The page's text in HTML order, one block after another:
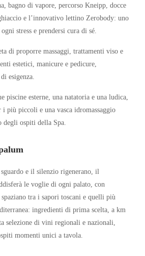
bagno di vapore, percorso Kneipp, docce
e l’innovativo lettino Zerobody: uno
stress e prendersi cura di sé.
di proporre massaggi, trattamenti viso e
estetici, manicure e pedicure,
esigenza.
piscine esterne, una natatoria e una ludica,
i più piccoli e una vasca idromassaggio
degli ospiti della Spa.
e il silenzio rigenerano, il
le voglie di ogni palato, con
spaziano tra i sapori toscani e quelli più
ingredienti di prima scelta, a km
selezione di vini regionali e nazionali,
momenti unici a tavola.